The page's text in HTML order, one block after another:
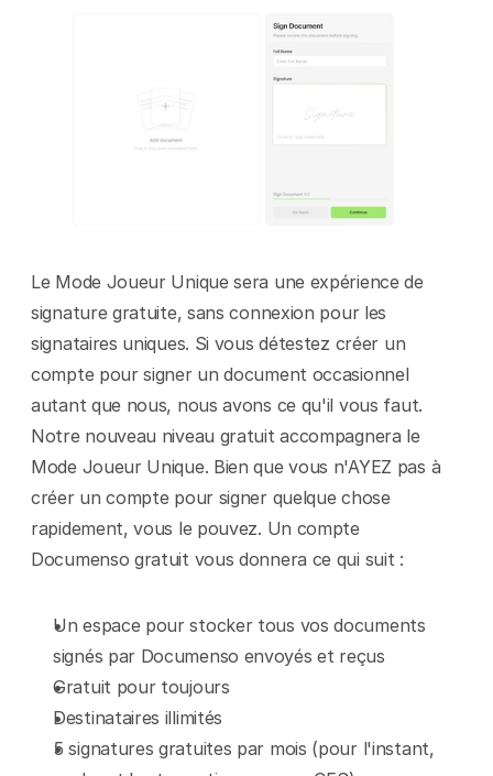
Le Mode Joueur Unique sera une expérience de
signature gratuite, sans connexion pour les
signataires uniques. Si vous détestez créer un
compte pour signer un document occasionnel
autant que nous, nous avons ce qu'il vous faut.
Notre nouveau niveau gratuit accompagnera le
Mode Joueur Unique. Bien que vous n'AYEZ pas à
créer un compte pour signer quelque chose
rapidement, vous le pouvez. Un compte
Documenso gratuit vous donnera ce qui suit :
Un espace pour stocker tous vos documents
signés par Documenso envoyés et reçus
Gratuit pour toujours
Destinataires illimités
5 signatures gratuites par mois (pour l'instant,